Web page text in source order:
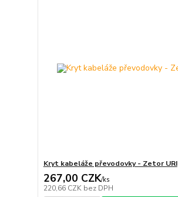
Kryt kabeláže převodovky - Zetor URI
267,00 CZK/ks
220,66 CZK bez DPH